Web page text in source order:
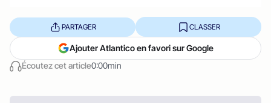
Écoutez cet article0:00min
PARTAGER CLASSER
Ajouter Atlantico en favori sur Google